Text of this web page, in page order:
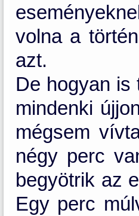
volna a
azt.
De hogyan is
mindenki
mégsem
négy perc
begyötrik az
Egy perc